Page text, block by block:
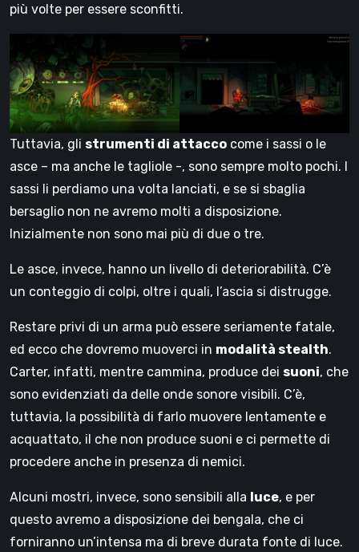
più volte per essere sconfitti.
Tuttavia, gli strumenti di attacco come i sassi o le
asce – ma anche le tagliole -, sono sempre molto pochi. I
sassi li perdiamo una volta lanciati, e se si sbaglia
bersaglio non ne avremo molti a disposizione.
Inizialmente non sono mai più di due o tre.
Le asce, invece, hanno un livello di deteriorabilità. C’è
un conteggio di colpi, oltre i quali, l’ascia si distrugge.
Restare privi di un arma può essere seriamente fatale,
ed ecco che dovremo muoverci in modalità stealth.
Carter, infatti, mentre cammina, produce dei suoni, che
sono evidenziati da delle onde sonore visibili. C’è,
tuttavia, la possibilità di farlo muovere lentamente e
acquattato, il che non produce suoni e ci permette di
procedere anche in presenza di nemici.
Alcuni mostri, invece, sono sensibili alla luce, e per
questo avremo a disposizione dei bengala, che ci
forniranno un’intensa ma di breve durata fonte di luce.